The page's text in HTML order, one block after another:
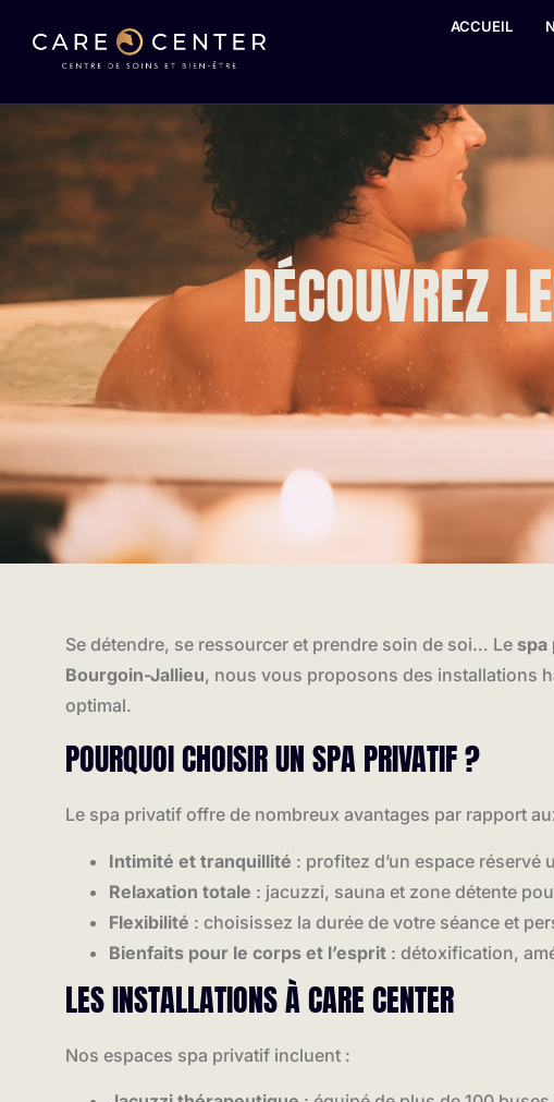
ACCUEIL
DÉCOUVREZ
Se détendre, se ressourcer et prendre soin de soi… Le spa
Bourgoin-Jallieu, nous vous proposons des installations
optimal.
POURQUOI CHOISIR UN SPA PRIVATIF ?
Le spa privatif offre de nombreux avantages par rapport
Intimité et tranquillité : profitez d’un espace
Relaxation totale : jacuzzi, sauna et zone détente
Flexibilité : choisissez la durée de votre séance et
Bienfaits pour le corps et l’esprit : détoxification,
LES INSTALLATIONS À CARE CENTER
Nos espaces spa privatif incluent :